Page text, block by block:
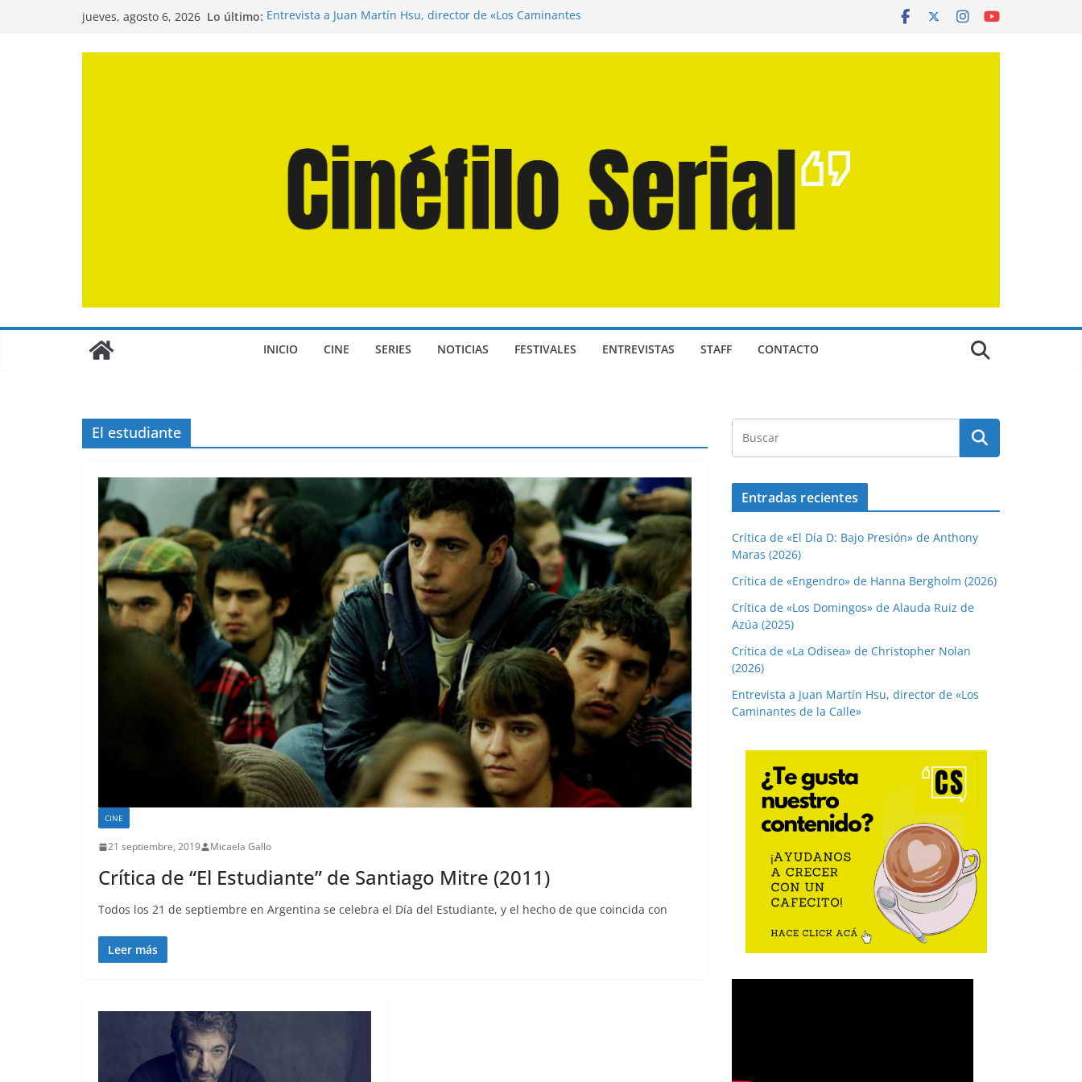
jueves, agosto 6, 2026 Lo último: Entrevista a Juan Martín Hsu, director de «Los Caminantes
INICIO CINE SERIES NOTICIAS FESTIVALES ENTREVISTAS STAFF CONTACTO
El estudiante
CINE
21 septiembre, 2019 Micaela Gallo
Crítica de “El Estudiante” de Santiago Mitre (2011)
Todos los 21 de septiembre en Argentina se celebra el Día del Estudiante, y el hecho de que coincida con
Leer más
Entradas recientes
Crítica de «El Día D: Bajo Presión» de Anthony
Maras (2026)
Crítica de «Engendro» de Hanna Bergholm (2026)
Crítica de «Los Domingos» de Alauda Ruiz de
Azúa (2025)
Crítica de «La Odisea» de Christopher Nolan
(2026)
Entrevista a Juan Martín Hsu, director de «Los
Caminantes de la Calle»